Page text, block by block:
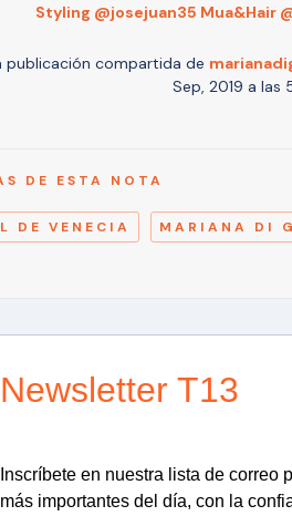
Styling @josejuan35 Mua&Hair
publicación compartida de
Sep, 2019 a las
DE ESTA NOTA
DE VENECIA MARIANA DI
Newsletter T13
Inscríbete en nuestra lista de correo
más importantes del día, con la